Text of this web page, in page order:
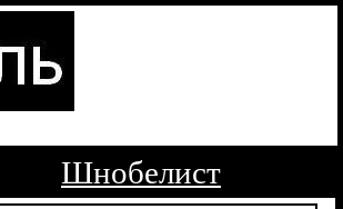
Шнобелист